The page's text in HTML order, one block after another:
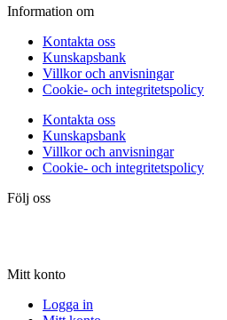
Information om
Kontakta oss
Kunskapsbank
Villkor och anvisningar
Cookie- och integritetspolicy
Kontakta oss
Kunskapsbank
Villkor och anvisningar
Cookie- och integritetspolicy
Följ oss
Mitt konto
Logga in